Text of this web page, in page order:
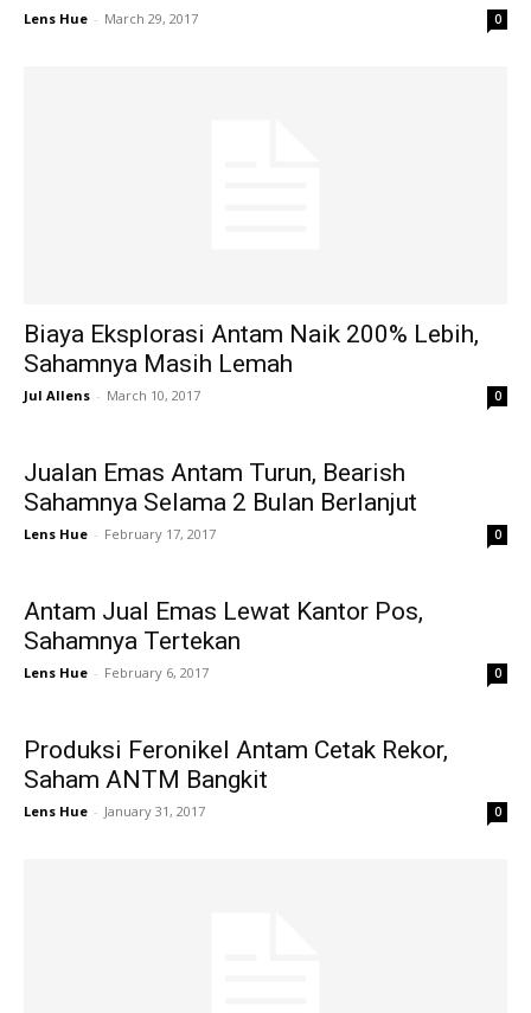
Lens Hue - March 29, 2017 0
Biaya Eksplorasi Antam Naik 200% Lebih,
Sahamnya Masih Lemah
Jul Allens - March 10, 2017 0
Jualan Emas Antam Turun, Bearish
Sahamnya Selama 2 Bulan Berlanjut
Lens Hue - February 17, 2017 0
Antam Jual Emas Lewat Kantor Pos,
Sahamnya Tertekan
Lens Hue - February 6, 2017 0
Produksi Feronikel Antam Cetak Rekor,
Saham ANTM Bangkit
Lens Hue - January 31, 2017 0